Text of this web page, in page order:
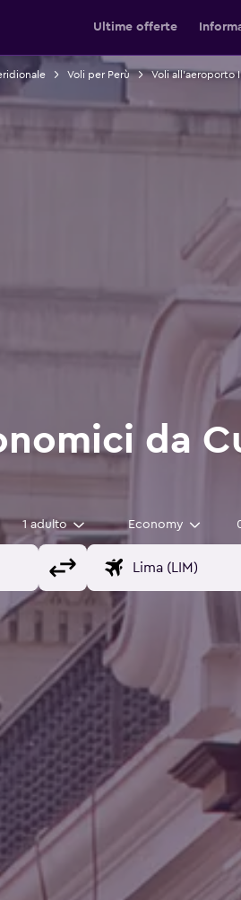
Ultime offerte
Voli per Perù Voli all'aeroporto
da
1 adulto Economy